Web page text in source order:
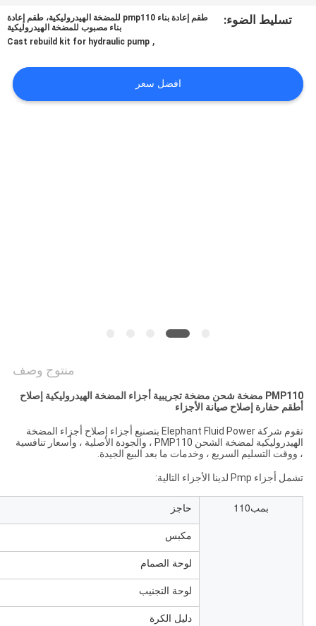
أخبار
تسليط الضوء:
طقم إعادة بناء pmp110 للمضخة الهيدروليكية، طقم إعادة
بناء مصبوب للمضخة الهيدروليكية
,
Cast rebuild kit for hydraulic pump
افضل سعر
منتوج وصف
PMP110 مضخة شحن مضخة تجريبية أجزاء المضخة الهيدروليكية إصلاح
أطقم حفارة إصلاح صيانة الأجزاء
تقوم شركة Elephant Fluid Power بتصنيع أجزاء إصلاح أجزاء المضخة
الهيدروليكية لمضخة الشحن PMP110 ، والجودة الأصلية ، وأسعار تنافسية
، ووقت التسليم السريع ، وخدمات ما بعد البيع الجيدة.
تشمل أجزاء Pmp لدينا الأجزاء التالية:
بمب110
حاجز
مكبس
لوحة الصمام
لوحة التجنيب
دليل الكرة